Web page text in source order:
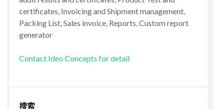
certificates, Invoicing and Shipment management,
Packing List, Sales invoice, Reports, Custom report
generator
Contact Ideo Concepts for detail
搜索